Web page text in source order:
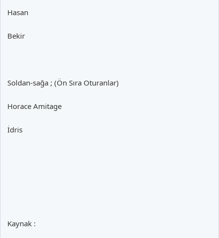
Hasan
Bekir
Soldan-sağa ; (Ön Sıra Oturanlar)
Horace Amitage
İdris
Kaynak :